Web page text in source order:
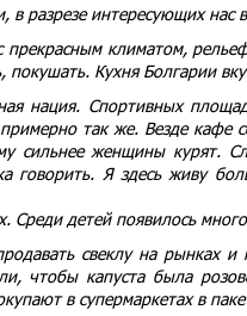
в разрезе интересующих нас
прекрасным климатом,
Кухня Болгарии
нация. Спортивных
так же. Везде кафе
сильнее женщины курят.
говорить. Я здесь живу
Среди детей появилось
свеклу на рынках
чтобы капуста была
в супермаркетах в